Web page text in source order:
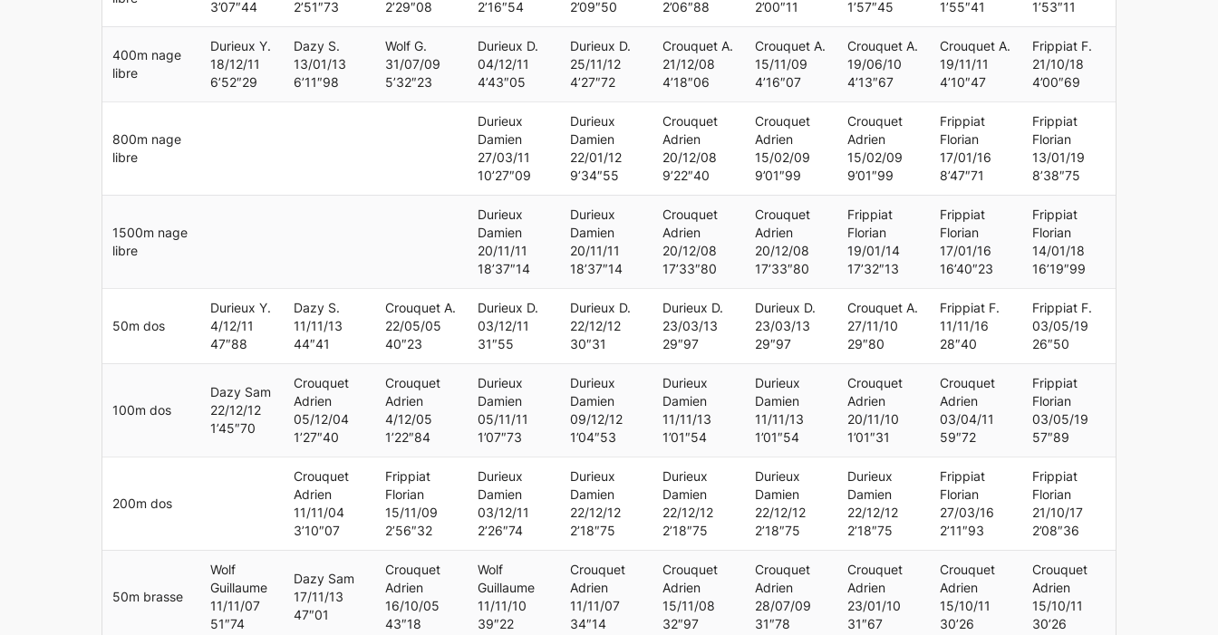
3’07″44
2’51″73
2’29″08
2’16″54
2’09″50
2’06″88
2’00″11
1’57″45
1’55″41
1’53″11
400m nage
libre
Durieux Y.
18/12/11
6’52″29
Dazy S.
13/01/13
6’11″98
Wolf G.
31/07/09
5’32″23
Durieux D.
04/12/11
4’43″05
Durieux D.
25/11/12
4’27″72
Crouquet A.
21/12/08
4’18″06
Crouquet A.
15/11/09
4’16″07
Crouquet A.
19/06/10
4’13″67
Crouquet A.
19/11/11
4’10″47
Frippiat F.
21/10/18
4’00″69
800m nage
libre
Durieux
Damien
27/03/11
10’27″09
Durieux
Damien
22/01/12
9’34″55
Crouquet
Adrien
20/12/08
9’22″40
Crouquet
Adrien
15/02/09
9’01″99
Crouquet
Adrien
15/02/09
9’01″99
Frippiat
Florian
17/01/16
8’47″71
Frippiat
Florian
13/01/19
8’38″75
1500m nage
libre
Durieux
Damien
20/11/11
18’37″14
Durieux
Damien
20/11/11
18’37″14
Crouquet
Adrien
20/12/08
17’33″80
Crouquet
Adrien
20/12/08
17’33″80
Frippiat
Florian
19/01/14
17’32″13
Frippiat
Florian
17/01/16
16’40″23
Frippiat
Florian
14/01/18
16’19″99
50m dos
Durieux Y.
4/12/11
47″88
Dazy S.
11/11/13
44″41
Crouquet A.
22/05/05
40″23
Durieux D.
03/12/11
31″55
Durieux D.
22/12/12
30″31
Durieux D.
23/03/13
29″97
Durieux D.
23/03/13
29″97
Crouquet A.
27/11/10
29″80
Frippiat F.
11/11/16
28″40
Frippiat F.
03/05/19
26″50
100m dos
Dazy Sam
22/12/12
1’45″70
Crouquet
Adrien
05/12/04
1’27″40
Crouquet
Adrien
4/12/05
1’22″84
Durieux
Damien
05/11/11
1’07″73
Durieux
Damien
09/12/12
1’04″53
Durieux
Damien
11/11/13
1’01″54
Durieux
Damien
11/11/13
1’01″54
Crouquet
Adrien
20/11/10
1’01″31
Crouquet
Adrien
03/04/11
59″72
Frippiat
Florian
03/05/19
57″89
200m dos
Crouquet
Adrien
11/11/04
3’10″07
Frippiat
Florian
15/11/09
2’56″32
Durieux
Damien
03/12/11
2’26″74
Durieux
Damien
22/12/12
2’18″75
Durieux
Damien
22/12/12
2’18″75
Durieux
Damien
22/12/12
2’18″75
Durieux
Damien
22/12/12
2’18″75
Frippiat
Florian
27/03/16
2’11″93
Frippiat
Florian
21/10/17
2’08″36
50m brasse
Wolf
Guillaume
11/11/07
51″74
Dazy Sam
17/11/13
47″01
Crouquet
Adrien
16/10/05
43″18
Wolf
Guillaume
11/11/10
39″22
Crouquet
Adrien
11/11/07
34″14
Crouquet
Adrien
15/11/08
32″97
Crouquet
Adrien
28/07/09
31″78
Crouquet
Adrien
23/01/10
31″67
Crouquet
Adrien
15/10/11
30’26
Crouquet
Adrien
15/10/11
30’26